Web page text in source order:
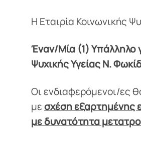
Η Εταιρία Κοινωνικής
Έναν/Μία (1) Υπάλληλο
Ψυχικής Υγείας Ν.
Οι ενδιαφερόμενοι/ες
μεσχέση εξαρτημένης
με δυνατότητα